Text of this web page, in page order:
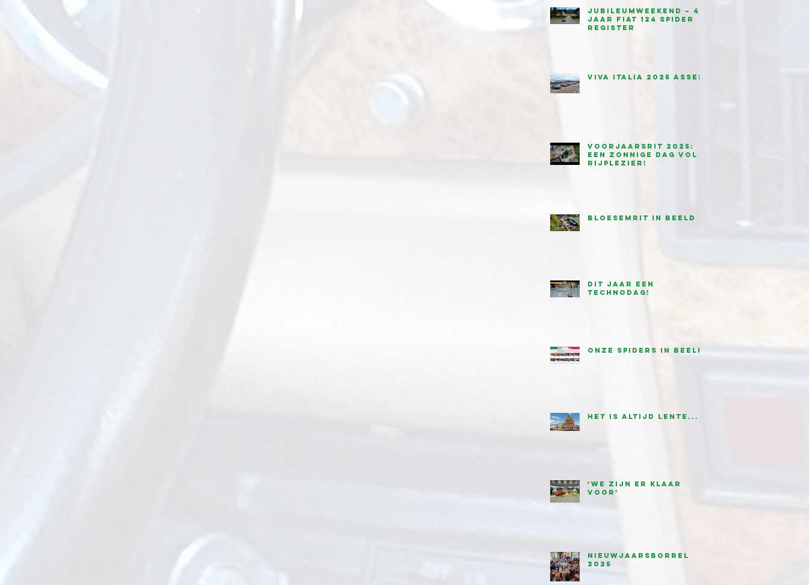
Jubileumweekend – 45
jaar Fiat 124 Spider
Register
Viva Italia 2025 Assen
Voorjaarsrit 2025:
een zonnige dag vol
rijplezier!
Bloesemrit in beeld
Dit jaar een
technodag!
onze Spiders in beeld
Het is altijd lente....
‘We zijn er klaar
voor’
Nieuwjaarsborrel
2025